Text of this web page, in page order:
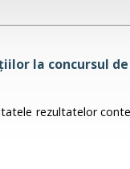
la concursul
rezultatelor